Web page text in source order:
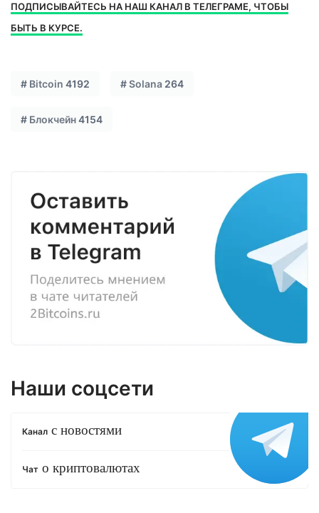
ПОДПИСЫВАЙТЕСЬ НА НАШ КАНАЛ В ТЕЛЕГРАМЕ, ЧТОБЫ
БЫТЬ В КУРСЕ.
# Bitcoin 4192 #Solana 264
# Блокчейн4154
Наши соцсети
Канал с новостями
Чат о криптовалютах